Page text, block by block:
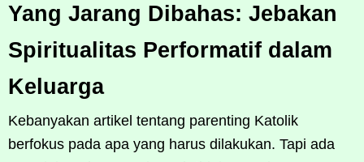
Yang Jarang Dibahas: Jebakan
Spiritualitas Performatif dalam
Keluarga
Kebanyakan artikel tentang parenting Katolik
berfokus pada apa yang harus dilakukan. Tapi ada